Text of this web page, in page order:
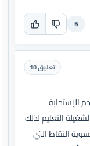
5
تعليق 10
الإستجابة
التعليم لذلك
النقاط التي